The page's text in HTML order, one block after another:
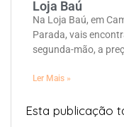
Loja Baú
Na Loja Baú, em
Parada, vais
segunda-mão, a
Ler Mais »
Esta publicação